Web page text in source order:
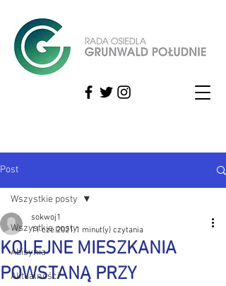
Post
Wszystkie posty
Abisynia
Aktualności
Wszystkie posty
KOLEJNE MIESZKANIA
POWSTANĄ PRZY
sokwoj1
11 cze 2021 1 minut(y) czytania